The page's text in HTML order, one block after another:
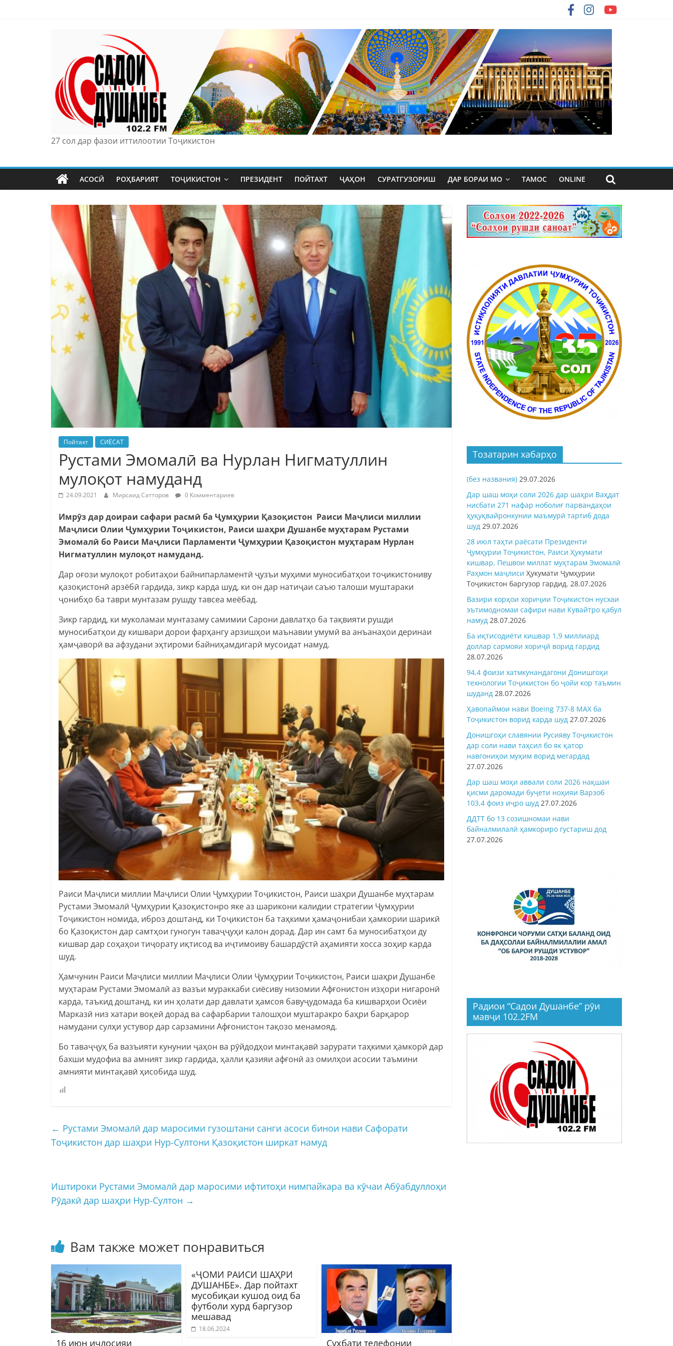
27 сол дар фазои иттилоотии Тоҷикистон
АСОСӢ РОҲБАРИЯТ ТОҶИКИСТОН ПРЕЗИДЕНТ ПОЙТАХТ ҶАҲОН СУРАТГУЗОРИШ ДАР БОРАИ МО ТАМОС ONLINE
Пойтахт СИЁСАТ
Рустами Эмомалӣ ва Нурлан Нигматуллин
мулоқот намуданд
24.09.2021 Мирсаид Сатторов 0 Комментариев
Имрӯз дар доираи сафари расмӣ ба Ҷумҳурии Қазоқистон Раиси Маҷлиси миллии
Маҷлиси Олии Ҷумҳурии Тоҷикистон, Раиси шаҳри Душанбе муҳтарам Рустами
Эмомалӣ бо Раиси Маҷлиси Парламенти Ҷумҳурии Қазоқистон муҳтарам Нурлан
Нигматуллин мулоқот намуданд.
Дар оғози мулоқот робитаҳои байнипарламентӣ ҷузъи муҳими муносибатҳои тоҷикистониву
қазоқистонӣ арзёбӣ гардида, зикр карда шуд, ки он дар натиҷаи саъю талоши муштараки
ҷонибҳо ба таври мунтазам рушду тавсеа меёбад.
Зикр гардид, ки муколамаи мунтазаму самимии Сарони давлатҳо ба тақвияти рушди
муносибатҳои ду кишвари дорои фарҳангу арзишҳои маънавии умумӣ ва анъанаҳои деринаи
ҳамҷаворӣ ва афзудани эҳтироми байниҳамдигарӣ мусоидат намуд.
Раиси Маҷлиси миллии Маҷлиси Олии Ҷумҳурии Тоҷикистон, Раиси шаҳри Душанбе муҳтарам
Рустами Эмомалӣ Ҷумҳурии Қазоқистонро яке аз шарикони калидии стратегии Ҷумҳурии
Тоҷикистон номида, иброз доштанд, ки Тоҷикистон ба таҳкими ҳамаҷонибаи ҳамкории шарикӣ
бо Қазоқистон дар самтҳои гуногун таваҷҷуҳи калон дорад. Дар ин самт ба муносибатҳои ду
кишвар дар соҳаҳои тиҷорату иқтисод ва иҷтимоиву башардӯстӣ аҳамияти хосса зоҳир карда
шуд.
Ҳамчунин Раиси Маҷлиси миллии Маҷлиси Олии Ҷумҳурии Тоҷикистон, Раиси шаҳри Душанбе
муҳтарам Рустами Эмомалӣ аз вазъи мураккаби сиёсиву низомии Афғонистон изҳори нигаронӣ
карда, таъкид доштанд, ки ин ҳолати дар давлати ҳамсоя бавуҷудомада ба кишварҳои Осиёи
Марказӣ низ хатари воқеӣ дорад ва сафарбарии талошҳои муштаракро баҳри барқарор
намудани сулҳи устувор дар сарзамини Афғонистон тақозо менамояд.
Бо таваҷҷуҳ ба вазъияти кунунии ҷаҳон ва рӯйдодҳои минтақавӣ зарурати таҳкими ҳамкорӣ дар
бахши мудофиа ва амният зикр гардида, ҳалли қазияи афғонӣ аз омилҳои асосии таъмини
амнияти минтақавӣ ҳисобида шуд.
← Рустами Эмомалӣ дар маросими гузоштани санги асоси бинои нави Сафорати
Тоҷикистон дар шаҳри Нур-Султони Қазоқистон ширкат намуд
Иштироки Рустами Эмомалӣ дар маросими ифтитоҳи нимпайкара ва кӯчаи Абӯабдуллоҳи
Рӯдакӣ дар шаҳри Нур-Султон →
Вам также может понравиться
16 июн иҷлосияи
«ҶОМИ РАИСИ ШАҲРИ
ДУШАНБЕ». Дар пойтахт
мусобиқаи кушод оид ба
футболи хурд баргузор
мешавад
18.06.2024
Суҳбати телефонии
Тозатарин хабарҳо
(без названия) 29.07.2026
Дар шаш моҳи соли 2026 дар шаҳри Ваҳдат
нисбати 271 нафар ноболиғ парвандаҳои
ҳуқуқвайронкунии маъмурӣ тартиб дода
шуд 29.07.2026
28 июл таҳти раёсати Президенти
Ҷумҳурии Тоҷикистон, Раиси Ҳукумати
кишвар, Пешвои миллат муҳтарам Эмомалӣ
Раҳмон маҷлиси Ҳукумати Ҷумҳурии
Тоҷикистон баргузор гардид. 28.07.2026
Вазири корҳои хориҷии Тоҷикистон нусхаи
эътимодномаи сафири нави Кувайтро қабул
намуд 28.07.2026
Ба иқтисодиёти кишвар 1,9 миллиард
доллар сармояи хориҷӣ ворид гардид
28.07.2026
94,4 фоизи хатмкунандагони Донишгоҳи
технологии Тоҷикистон бо ҷойи кор таъмин
шуданд 28.07.2026
Ҳавопаймои нави Boeing 737-8 MAX ба
Тоҷикистон ворид карда шуд 27.07.2026
Донишгоҳи славянии Русияву Тоҷикистон
дар соли нави таҳсил бо як қатор
навгониҳои муҳим ворид мегардад
27.07.2026
Дар шаш моҳи аввали соли 2026 нақшаи
қисми даромади буҷети ноҳияи Варзоб
103,4 фоиз иҷро шуд 27.07.2026
ДДТТ бо 13 созишномаи нави
байналмилалӣ ҳамкориро густариш дод
27.07.2026
Радиои “Садои Душанбе” рӯи
мавҷи 102.2FM